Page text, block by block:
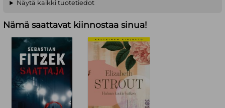
savuverho, jonka tarkoitus on kätkeä totuus?
loksahtamaan paikoilleen, ennen kuin on liian myöhäistä…
Kiehtovan kinkkinen mysteeri, omintakeiset henkilöhahmot ja
aitoa toisen maailmansodan jälkeistä brittitunnelmaa. – Kirkus
Reviews
Elly Griffiths tunnetaan arkeologi Ruth Gallowaysta kertovasta
huippusuositusta dekkarisarjasta. Ennen kirjailijanuraansa hän
työskenteli pitkään lastenkirjallisuuden parissa kustannusalalla.
Tuottelias Griffiths on kirjoittanut yli 30 kirjaa. Ruth Galloway -
tarinoiden lisäksi hän on lumonnut lukijansa Brightonin
mysteerit- ja Harbinder Kaur tutkii -sarjoillaan.
Näytä kaikki tuotetiedot
Nämä saattavat kiinnostaa sinua!